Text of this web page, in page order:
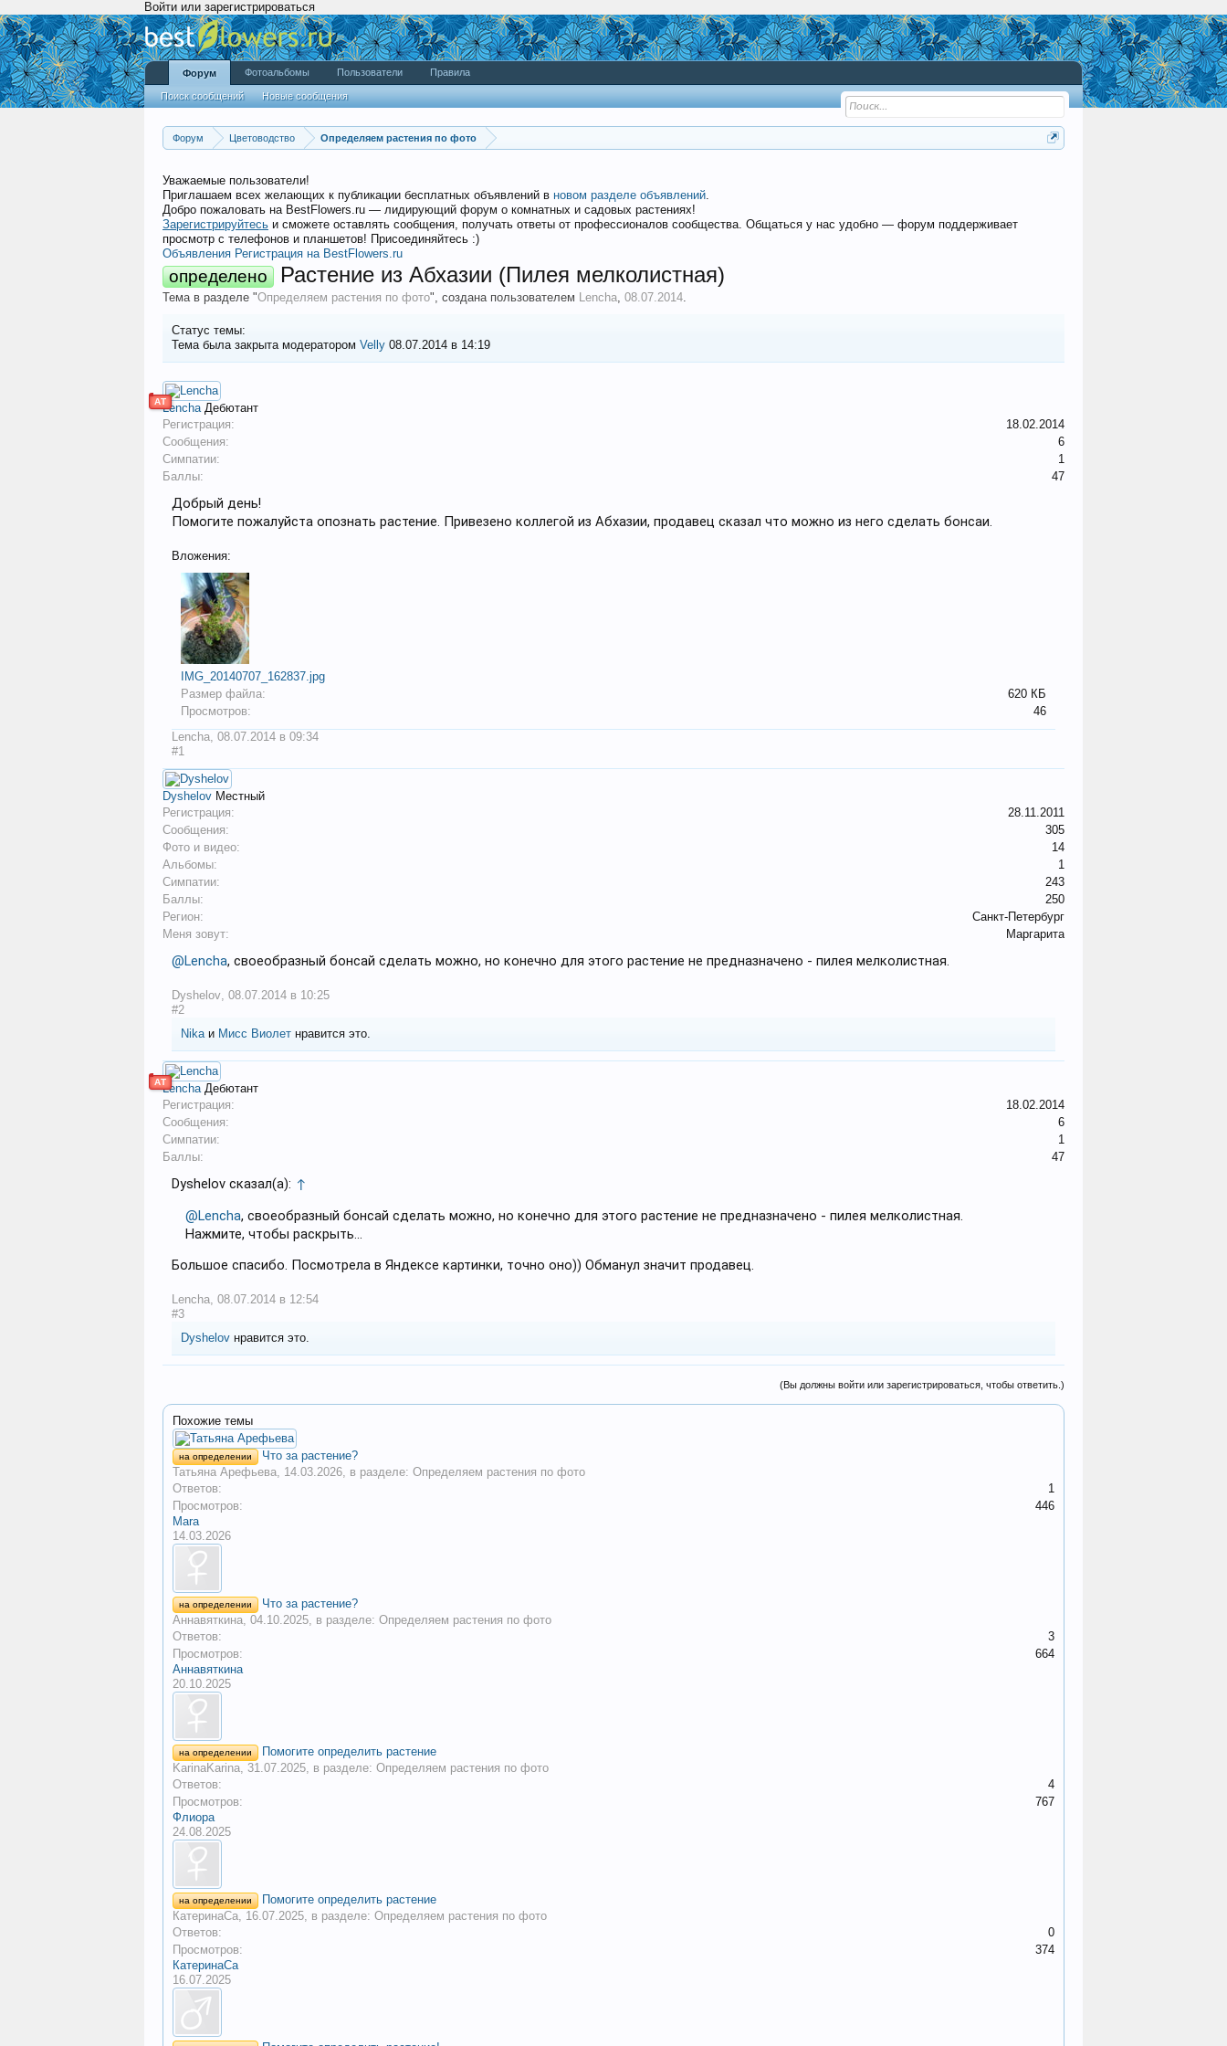
Войти или зарегистрироваться
Форум Цветоводство Определяем растения по фото
Уважаемые пользователи!
Приглашаем всех желающих к публикации бесплатных объявлений в новом разделе объявлений.
Добро пожаловать на BestFlowers.ru — лидирующий форум о комнатных и садовых растениях!
Зарегистрируйтесь и сможете оставлять сообщения, получать ответы от профессионалов сообщества. Общаться у нас удобно — форум поддерживает
просмотр с телефонов и планшетов! Присоединяйтесь :)
Объявления Регистрация на BestFlowers.ru
определено Растение из Абхазии (Пилея мелколистная)
Тема в разделе "Определяем растения по фото", создана пользователем Lencha, 08.07.2014.
Статус темы:
Тема была закрыта модератором Velly 08.07.2014 в 14:19
АТLencha Дебютант
Регистрация:
18.02.2014
Сообщения:
6
Симпатии:
1
Баллы:
47
Добрый день!
Помогите пожалуйста опознать растение. Привезено коллегой из Абхазии, продавец сказал что можно из него сделать бонсаи.
Вложения:
IMG_20140707_162837.jpg
Размер файла:
620 КБ
Просмотров:
46
Lencha, 08.07.2014 в 09:34
#1
Dyshelov Местный
Регистрация:
28.11.2011
Сообщения:
305
Фото и видео:
14
Альбомы:
1
Симпатии:
243
Баллы:
250
Регион:
Санкт-Петербург
Меня зовут:
Маргарита
@Lencha, своеобразный бонсай сделать можно, но конечно для этого растение не предназначено - пилея мелколистная.
Dyshelov, 08.07.2014 в 10:25
#2
Nikaи Мисс Виолет нравится это.
АТLencha Дебютант
Регистрация:
18.02.2014
Сообщения:
6
Симпатии:
1
Баллы:
47
Dyshelov сказал(а): ↑
@Lencha, своеобразный бонсай сделать можно, но конечно для этого растение не предназначено - пилея мелколистная.
Нажмите, чтобы раскрыть...
Большое спасибо. Посмотрела в Яндексе картинки, точно оно)) Обманул значит продавец.
Lencha, 08.07.2014 в 12:54
#3
Dyshelov нравится это.
(Вы должны войти или зарегистрироваться, чтобы ответить.)
Похожие темы
на определении
Что за растение?
Татьяна Арефьева, 14.03.2026, в разделе: Определяем растения по фото
Ответов:
1
Просмотров:
446
Mara
14.03.2026
на определении
Что за растение?
Аннавяткина, 04.10.2025, в разделе: Определяем растения по фото
Ответов:
3
Просмотров:
664
Аннавяткина
20.10.2025
на определении
Помогите определить растение
KarinaKarina, 31.07.2025, в разделе: Определяем растения по фото
Ответов:
4
Просмотров:
767
Флиора
24.08.2025
на определении
Помогите определить растение
КатеринаСа, 16.07.2025, в разделе: Определяем растения по фото
Ответов:
0
Просмотров:
374
КатеринаСа
16.07.2025
Форум
Поиск сообщений Новые сообщения
Фотоальбомы Пользователи Правила